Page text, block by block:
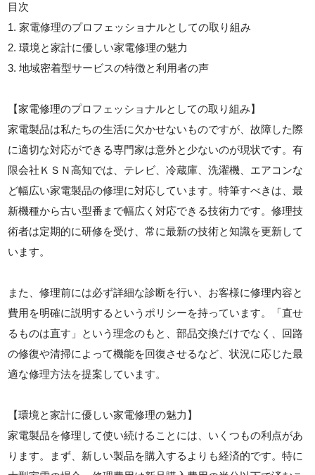
目次
1. 家電修理のプロフェッショナルとしての取り組み
2. 環境と家計に優しい家電修理の魅力
3. 地域密着型サービスの特徴と利用者の声
【家電修理のプロフェッショナルとしての取り組み】
家電製品は私たちの生活に欠かせないものですが、故障した際
に適切な対応ができる専門家は意外と少ないのが現状です。有
限会社ＫＳＮ高知では、テレビ、冷蔵庫、洗濯機、エアコンな
ど幅広い家電製品の修理に対応しています。特筆すべきは、最
新機種から古い型番まで幅広く対応できる技術力です。修理技
術者は定期的に研修を受け、常に最新の技術と知識を更新して
います。
また、修理前には必ず詳細な診断を行い、お客様に修理内容と
費用を明確に説明するというポリシーを持っています。「直せ
るものは直す」という理念のもと、部品交換だけでなく、回路
の修復や清掃によって機能を回復させるなど、状況に応じた最
適な修理方法を提案しています。
【環境と家計に優しい家電修理の魅力】
家電製品を修理して使い続けることには、いくつもの利点があ
ります。まず、新しい製品を購入するよりも経済的です。特に